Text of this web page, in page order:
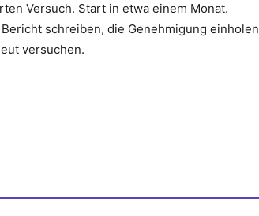
Versuch. Start in etwa einem Monat.
schreiben, die Genehmigung einholen
versuchen.